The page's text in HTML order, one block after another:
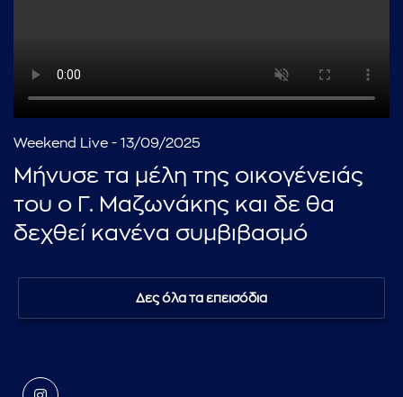
Weekend Live - 13/09/2025
Μήνυσε τα μέλη της οικογένειάς
του ο Γ. Μαζωνάκης και δε θα
δεχθεί κανένα συμβιβασμό
Δες όλα τα επεισόδια